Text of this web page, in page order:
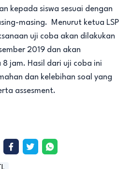
kepada siswa sesuai dengan
masing. Menurut ketua LSP
uji coba akan dilakukan
2019 dan akan
8 jam. Hasil dari uji coba ini
dan kelebihan soal yang
assesment.